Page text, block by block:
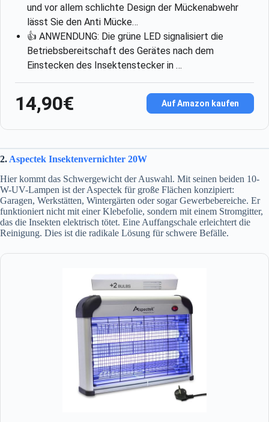
und vor allem schlichte Design der Mückenabwehr
lässt Sie den Anti Mücke…
👍 ANWENDUNG: Die grüne LED signalisiert die
Betriebsbereitschaft des Gerätes nach dem
Einstecken des Insektenstecker in …
14,90€ Auf Amazon kaufen
2. Aspectek Insektenvernichter 20W
Hier kommt das Schwergewicht der Auswahl. Mit seinen beiden 10-
W-UV-Lampen ist der Aspectek für große Flächen konzipiert:
Garagen, Werkstätten, Wintergärten oder sogar Gewerbebereiche. Er
funktioniert nicht mit einer Klebefolie, sondern mit einem Stromgitter,
das die Insekten elektrisch tötet. Eine Auffangschale erleichtert die
Reinigung. Dies ist die radikale Lösung für schwere Befälle.